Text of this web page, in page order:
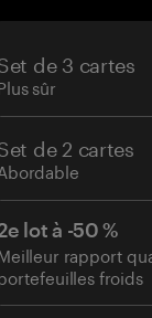
de 3 cartes
sûr
de 2 cartes
lot à -50 %
rapport
froids